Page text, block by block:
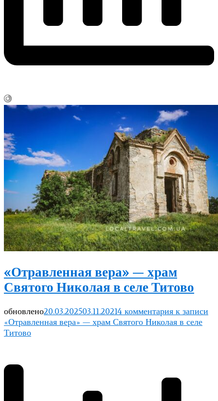
«Отравленная вера» — храм
Святого Николая в селе Титово
обновлено20.03.202503.11.20214 комментария к записи
«Отравленная вера» — храм Святого Николая в селе
Титово